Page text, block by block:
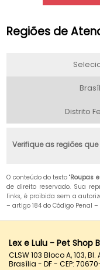
Regiões de
Distrito
Verifique as regiões
O conteúdo do texto "Roupas
de direito reservado. Sua
links, é proibida sem a
– artigo 184 do Código Penal –
Lex e Lulu - Pet Shop
CLSW 103 Bloco A, 103,
Brasília - DF - CEP: